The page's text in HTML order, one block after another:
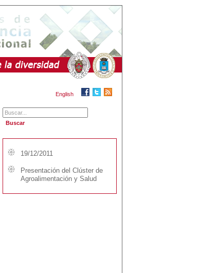
English
19/12/2011
Presentación del Clúster de
Agroalimentación y Salud